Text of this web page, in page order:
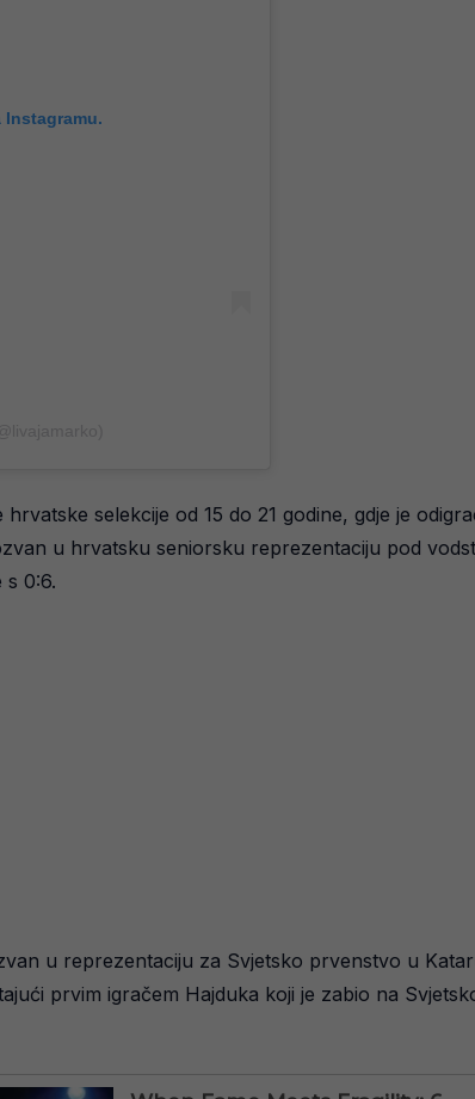
selekcije od 15 do 21 godine, gdje je
u hrvatsku seniorsku reprezentaciju pod
s 0:6.
u reprezentaciju za Svjetsko prvenstvo u
prvim igračem Hajduka koji je zabio na